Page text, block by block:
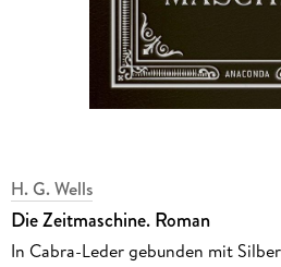
H. G. Wells
Die Zeitmaschine. Roman
In Cabra-Leder gebunden mit